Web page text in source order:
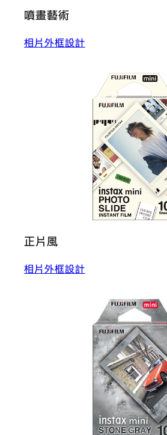
噴畫藝術
相片外框設計
正片風
相片外框設計